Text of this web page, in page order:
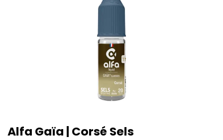
Alfa Gaïa | Corsé Sels